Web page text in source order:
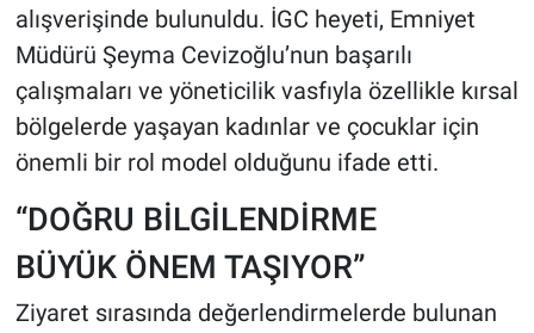
alışverişinde bulunuldu. İGC heyeti, Emniyet
Müdürü Şeyma Cevizoğlu’nun başarılı
çalışmaları ve yöneticilik vasfıyla özellikle kırsal
bölgelerde yaşayan kadınlar ve çocuklar için
önemli bir rol model olduğunu ifade etti.
“DOĞRU BİLGİLENDİRME
BÜYÜK ÖNEM TAŞIYOR”
Ziyaret sırasında değerlendirmelerde bulunan